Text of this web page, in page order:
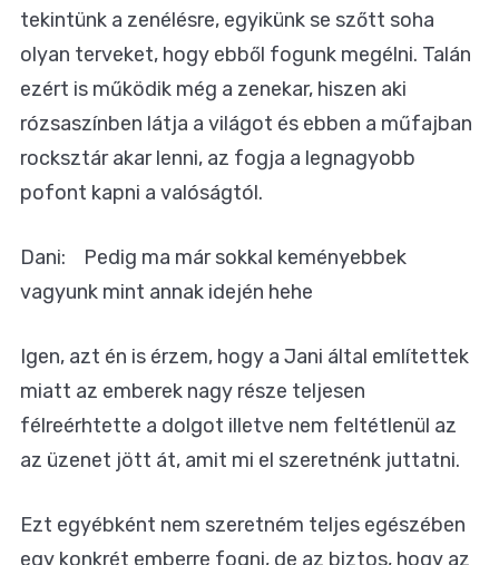
tekintünk a zenélésre, egyikünk se szőtt soha
olyan terveket, hogy ebből fogunk megélni. Talán
ezért is működik még a zenekar, hiszen aki
rózsaszínben látja a világot és ebben a műfajban
rocksztár akar lenni, az fogja a legnagyobb
pofont kapni a valóságtól.
Dani: Pedig ma már sokkal keményebbek
vagyunk mint annak idején hehe
Igen, azt én is érzem, hogy a Jani által említettek
miatt az emberek nagy része teljesen
félreérhtette a dolgot illetve nem feltétlenül az
az üzenet jött át, amit mi el szeretnénk juttatni.
Ezt egyébként nem szeretném teljes egészében
egy konkrét emberre fogni, de az biztos, hogy az